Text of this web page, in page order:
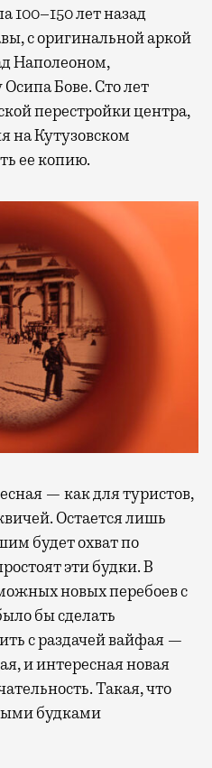
100–150 лет назад
с оригинальной аркой
Наполеоном,
Бове. Сто лет
перестройки центра,
на Кутузовском
ее копию.
— как для туристов,
Остается лишь
будет охват по
эти будки. В
новых перебоев с
бы сделать
с раздачей вайфая —
и интересная новая
Такая, что
будками